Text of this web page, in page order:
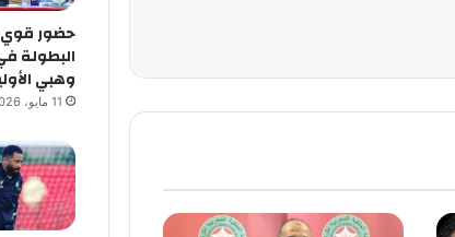
حضور قوي
البطولة
وهبي
11 مايو، 2026